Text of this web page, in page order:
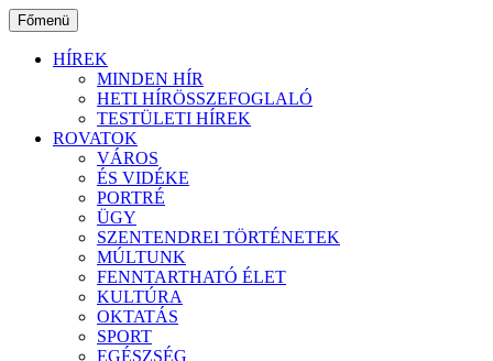
Ugrás
a
tartalomhoz
Főmenü
HÍREK
MINDEN HÍR
HETI HÍRÖSSZEFOGLALÓ
TESTÜLETI HÍREK
ROVATOK
VÁROS
ÉS VIDÉKE
PORTRÉ
ÜGY
SZENTENDREI TÖRTÉNETEK
MÚLTUNK
FENNTARTHATÓ ÉLET
KULTÚRA
OKTATÁS
SPORT
EGÉSZSÉG